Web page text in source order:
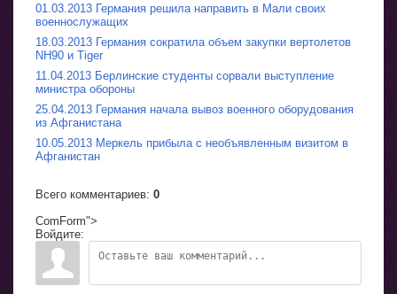
01.03.2013 Германия решила направить в Мали своих
военнослужащих
18.03.2013 Германия сократила объем закупки вертолетов
NH90 и Tiger
11.04.2013 Берлинские студенты сорвали выступление
министра обороны
25.04.2013 Германия начала вывоз военного оборудования
из Афганистана
10.05.2013 Меркель прибыла с необъявленным визитом в
Афганистан
Всего комментариев: 0
ComForm">
Войдите: